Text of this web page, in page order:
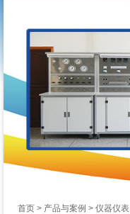
首页 > 产品与案例 > 仪器仪表